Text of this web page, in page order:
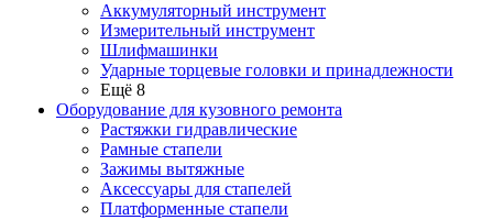
Аккумуляторный инструмент
Измерительный инструмент
Шлифмашинки
Ударные торцевые головки и принадлежности
Ещё 8
Оборудование для кузовного ремонта
Растяжки гидравлические
Рамные стапели
Зажимы вытяжные
Аксессуары для стапелей
Платформенные стапели